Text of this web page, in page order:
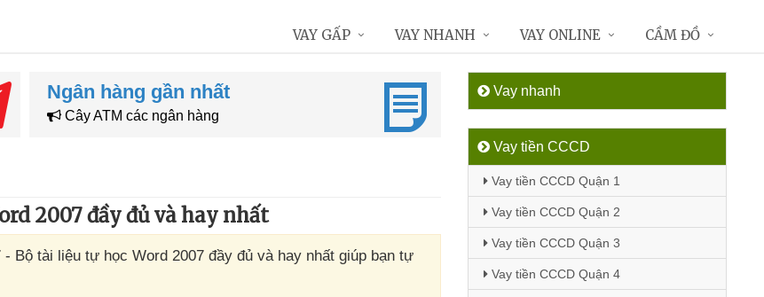
Ngân hàng gần nhất
Cây ATM các ngân hàng
2007 đầy đủ và hay nhất
Bộ tài liệu tự học Word 2007 đầy đủ và hay nhất giúp bạn tự
Vay nhanh
Vay tiền CCCD
Vay tiền CCCD Quận 1
Vay tiền CCCD Quận 2
Vay tiền CCCD Quận 3
Vay tiền CCCD Quận 4
VAY GẤP VAY NHANH VAY ONLINE CẦM ĐỒ